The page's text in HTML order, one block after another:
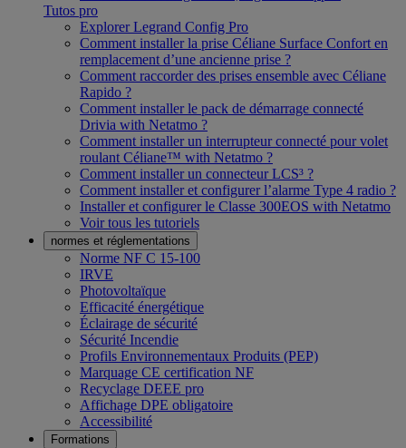
Tutos pro
Explorer Legrand Config Pro
Comment installer la prise Céliane Surface Confort en
remplacement d’une ancienne prise ?
Comment raccorder des prises ensemble avec Céliane
Rapido ?
Comment installer le pack de démarrage connecté
Drivia with Netatmo ?
Comment installer un interrupteur connecté pour volet
roulant Céliane™ with Netatmo ?
Comment installer un connecteur LCS³ ?
Comment installer et configurer l’alarme Type 4 radio ?
Installer et configurer le Classe 300EOS with Netatmo
Voir tous les tutoriels
normes et réglementations
Norme NF C 15-100
IRVE
Photovoltaïque
Efficacité énergétique
Éclairage de sécurité
Sécurité Incendie
Profils Environnementaux Produits (PEP)
Marquage CE certification NF
Recyclage DEEE pro
Affichage DPE obligatoire
Accessibilité
Formations